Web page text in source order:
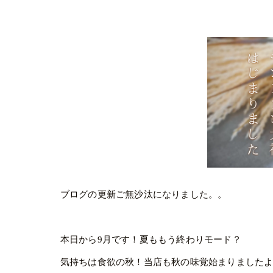
ブログの更新ご無沙汰になりました。。
本日から9月です！夏ももう終わりモード？
気持ちは食欲の秋！当店も秋の味覚始まりました